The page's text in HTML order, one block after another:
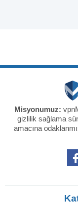
Misyonumuz:
gizlilik sağlama
amacına